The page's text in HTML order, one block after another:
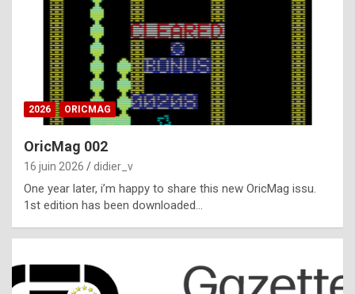
y
d
i
ff
i
l
t
t
s
2026 ORICMAG
OricMag 002
16 juin 2026 didier_v
One year later, i’m happy to share this new OricMag issu.
1st edition has been downloaded…